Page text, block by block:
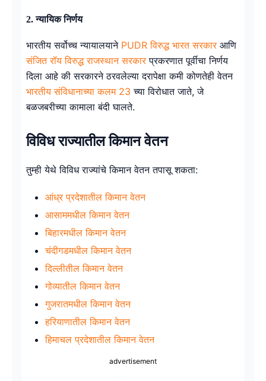
2.न्यायिक निर्णय
भारतीय सर्वोच्च न्यायालयाने PUDR विरुद्ध भारत सरकारआणि
संजित रॉय विरुद्ध राजस्थान सरकारप्रकरणात पूर्वीचा निर्णय
दिला आहे की सरकारने ठरवलेल्या दरापेक्षा कमी कोणतेही वेतन
भारतीय संविधानाच्या कलम 23 च्या विरोधात जाते, जे
बळजबरीच्या कामाला बंदी घालते.
विविध राज्यातील किमान वेतन
तुम्ही येथे विविध राज्यांचे किमान वेतन तपासू शकता:
आंध्र प्रदेशातील किमान वेतन
आसाममधील किमान वेतन
बिहारमधील किमान वेतन
चंदीगडमधील किमान वेतन
दिल्लीतील किमान वेतन
गोव्यातील किमान वेतन
गुजरातमधील किमान वेतन
हरियाणातील किमान वेतन
हिमाचल प्रदेशातील किमान वेतन
advertisement